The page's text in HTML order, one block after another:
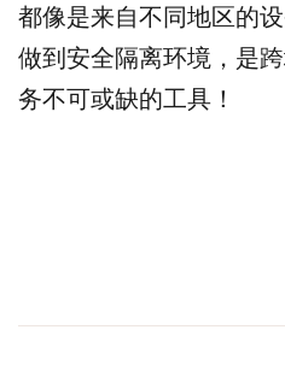
都像是来自不同地区的
做到安全隔离环境，是
务不可或缺的工具！